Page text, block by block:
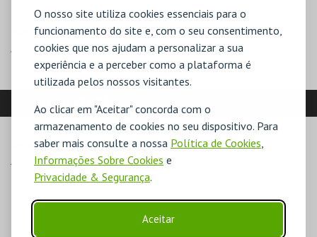
O nosso site utiliza cookies essenciais para o
funcionamento do site e, com o seu consentimento,
cookies que nos ajudam a personalizar a sua
experiência e a perceber como a plataforma é
utilizada pelos nossos visitantes.
Ao clicar em "Aceitar" concorda com o
armazenamento de cookies no seu dispositivo. Para
saber mais consulte a nossa Política de Cookies,
Informações Sobre Cookies e
Privacidade & Segurança.
Aceitar
PREÇO
Aquisição (14,00€)
LOCALIZAÇÃO
MORADA
Av. 25 de Abril
3830-044 Ílhavo